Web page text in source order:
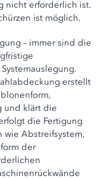
nicht erforderlich ist.
ist möglich.
– immer sind die
erstellt
und klärt die
die Fertigung
Abstreifsystem,
der